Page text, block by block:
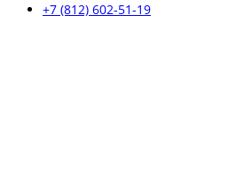
+7 (812) 602-51-19